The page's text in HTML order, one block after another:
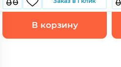
В корзину